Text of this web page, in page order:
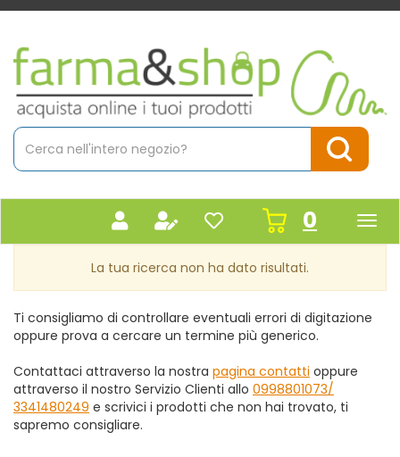
Passa
contenuto
principale
Farmacia
Massaro
Cerca
Prodotto
Cerca
0inseriti
La tua ricerca non ha dato risultati.
Ti consigliamo di controllare eventuali errori di digitazione
oppure prova a cercare un termine più generico.
Contattaci attraverso la nostra pagina contatti oppure
attraverso il nostro Servizio Clienti allo 0998801073/
3341480249 e scrivici i prodotti che non hai trovato, ti
sapremo consigliare.